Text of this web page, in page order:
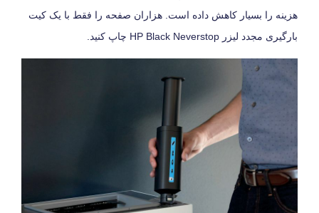
هزینه را بسیار کاهش داده است. هزاران صفحه را فقط با یک کیت
بارگیری مجدد لیزر HP Black Neverstop چاپ کنید.